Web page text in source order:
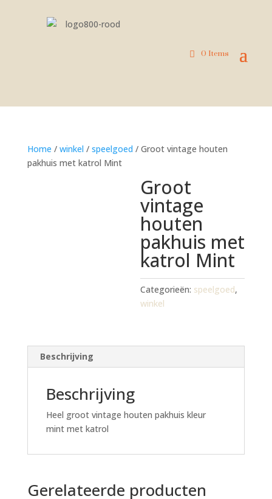
0 Items
Home / winkel / speelgoed / Groot vintage houten
pakhuis met katrol Mint
Groot
vintage
houten
pakhuis met
katrol Mint
Categorieën: speelgoed,
winkel
Beschrijving
Beschrijving
Heel groot vintage houten pakhuis kleur
mint met katrol
Gerelateerde producten